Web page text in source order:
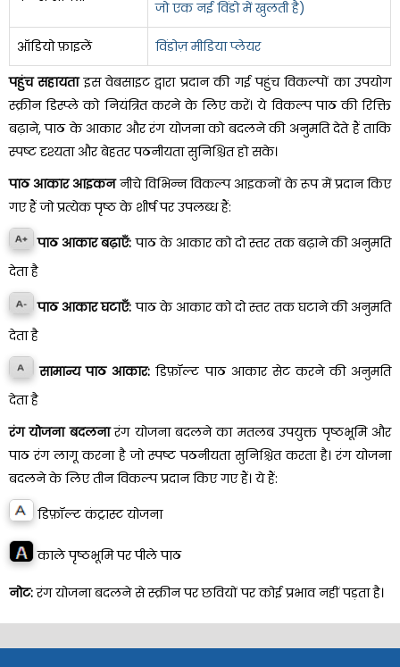
जो एक नई विंडो में खुलती है)
ऑडियो फ़ाइलें
विंडोज़ मीडिया प्लेयर
पहुंच सहायताइस वेबसाइट द्वारा प्रदान की गई पहुंच विकल्पों का उपयोग
स्क्रीन डिस्प्ले को नियंत्रित करने के लिए करें। ये विकल्प पाठ की रिक्ति
बढ़ाने, पाठ के आकार और रंग योजना को बदलने की अनुमति देते हैं ताकि
स्पष्ट दृश्यता और बेहतर पठनीयता सुनिश्चित हो सके।
पाठ आकार आइकननीचे विभिन्न विकल्प आइकनों के रूप में प्रदान किए
गए हैं जो प्रत्येक पृष्ठ के शीर्ष पर उपलब्ध हैं:
पाठ आकार बढ़ाएँ: पाठ के आकार को दो स्तर तक बढ़ाने की अनुमति
देता है
पाठ आकार घटाएँ: पाठ के आकार को दो स्तर तक घटाने की अनुमति
देता है
सामान्य पाठ आकार: डिफ़ॉल्ट पाठ आकार सेट करने की अनुमति
देता है
रंग योजना बदलनारंग योजना बदलने का मतलब उपयुक्त पृष्ठभूमि और
पाठ रंग लागू करना है जो स्पष्ट पठनीयता सुनिश्चित करता है। रंग योजना
बदलने के लिए तीन विकल्प प्रदान किए गए हैं। ये हैं:
डिफ़ॉल्ट कंट्रास्ट योजना
काले पृष्ठभूमि पर पीले पाठ
नोट:रंग योजना बदलने से स्क्रीन पर छवियों पर कोई प्रभाव नहीं पड़ता है।